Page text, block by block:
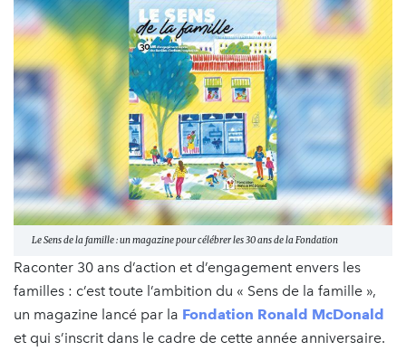
Le Sens de la famille : un magazine pour célébrer les 30 ans de la Fondation
Raconter 30 ans d’action et d’engagement envers les
familles : c’est toute l’ambition du « Sens de la famille »,
un magazine lancé par la Fondation Ronald McDonald
et qui s’inscrit dans le cadre de cette année anniversaire.